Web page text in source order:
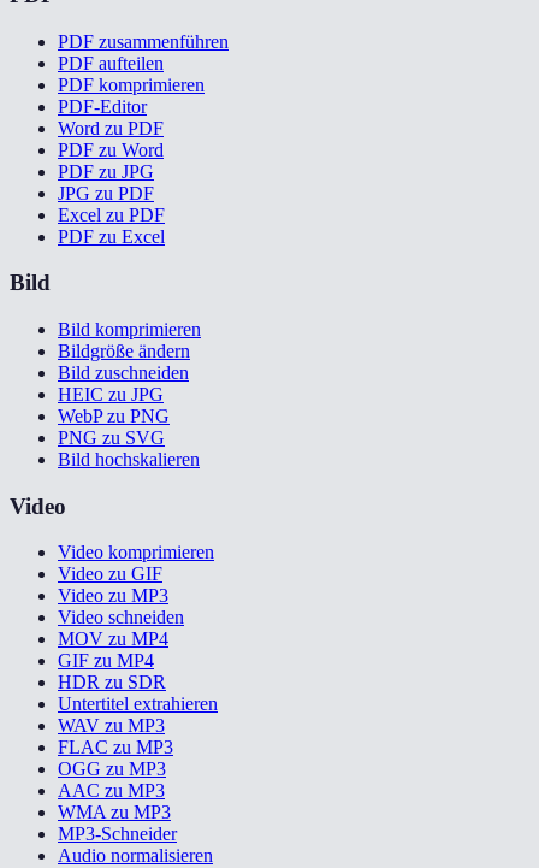
PDF zusammenführen
PDF aufteilen
PDF komprimieren
PDF-Editor
Word zu PDF
PDF zu Word
PDF zu JPG
JPG zu PDF
Excel zu PDF
PDF zu Excel
Bild
Bild komprimieren
Bildgröße ändern
Bild zuschneiden
HEIC zu JPG
WebP zu PNG
PNG zu SVG
Bild hochskalieren
Video
Video komprimieren
Video zu GIF
Video zu MP3
Video schneiden
MOV zu MP4
GIF zu MP4
HDR zu SDR
Untertitel extrahieren
WAV zu MP3
FLAC zu MP3
OGG zu MP3
AAC zu MP3
WMA zu MP3
MP3-Schneider
Audio normalisieren